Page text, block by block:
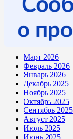
Март 2026
Февраль 2026
Январь 2026
Декабрь 2025
Ноябрь 2025
Октябрь 2025
Сентябрь 2025
Август 2025
Июль 2025
Июнь 2025